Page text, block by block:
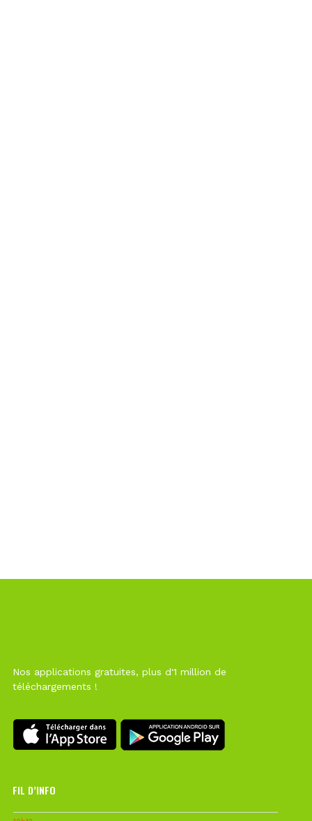
Nos applications gratuites, plus d'1 million de
téléchargements !
FIL D’INFO